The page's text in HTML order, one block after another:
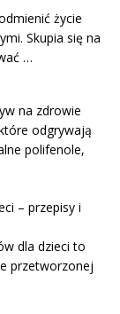
życie
Skupia się na
…
na zdrowie
odgrywają
polifenole,
– przepisy i
dla dzieci to
przetworzonej